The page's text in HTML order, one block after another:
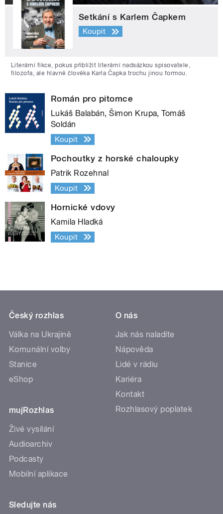
Setkání s Karlem Čapkem
Koupit
Literární fikce, pokus přiblížit literární nadsázkou spisovatele,
filozofa, ale hlavně člověka Karla Čapka trochu jinou formou.
Román pro pitomce
Lukáš Balabán, Šimon Krupa, Tomáš
Soldán
Koupit
Pochoutky z horské chaloupky
Patrik Rozehnal
Koupit
Hornické vdovy
Kamila Hladká
Koupit
Český rozhlas
Válka na Ukrajině
Komunální volby
Stanice
eShop
mujRozhlas
Živé vysílání
Audioarchiv
Podcasty
Mobilní aplikace
O nás
Jak nás naladíte
Nápověda
Lidé v rádiu
Kariéra
Kontakt
Rozhlasový poplatek
Sledujte nás